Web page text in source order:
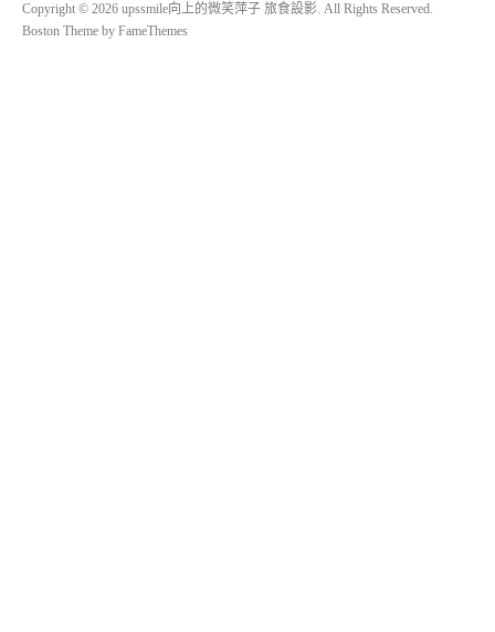
Copyright © 2026 upssmile向上的微笑萍子 旅食設影. All Rights Reserved.
Boston Theme by FameThemes